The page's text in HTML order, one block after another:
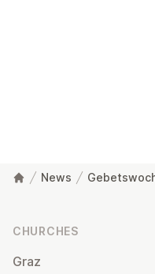
News
CHURCHES
Graz